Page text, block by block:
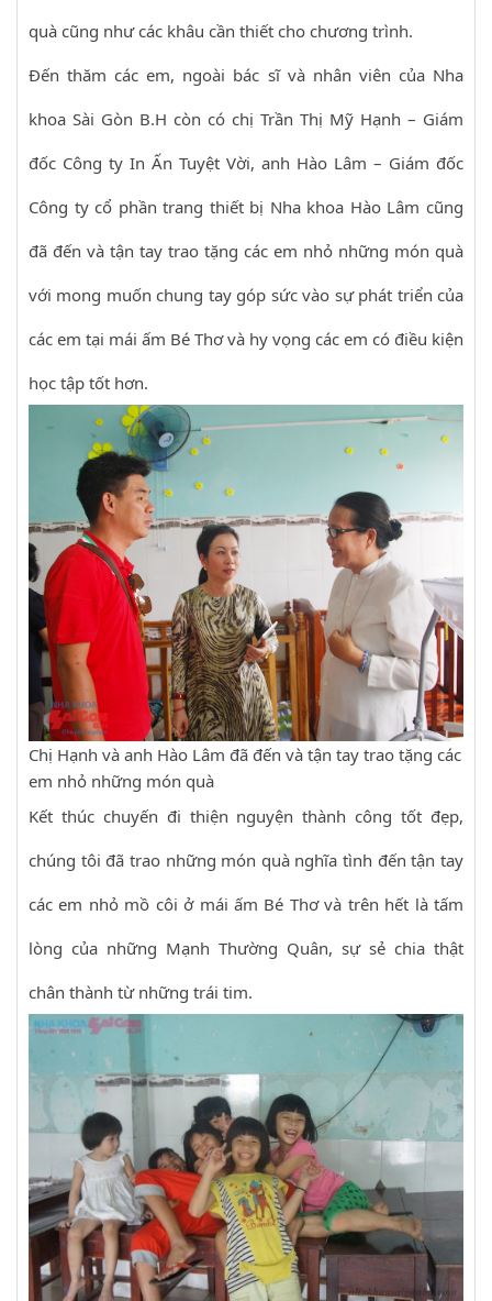
quà cũng như các khâu cần thiết cho chương trình.
Đến thăm các em, ngoài bác sĩ và nhân viên của Nha
khoa Sài Gòn B.H còn có chị Trần Thị Mỹ Hạnh – Giám
đốc Công ty In Ấn Tuyệt Vời, anh Hào Lâm – Giám đốc
Công ty cổ phần trang thiết bị Nha khoa Hào Lâm cũng
đã đến và tận tay trao tặng các em nhỏ những món quà
với mong muốn chung tay góp sức vào sự phát triển của
các em tại mái ấm Bé Thơ và hy vọng các em có điều kiện
học tập tốt hơn.
Chị Hạnh và anh Hào Lâm đã đến và tận tay trao tặng các
em nhỏ những món quà
Kết thúc chuyến đi thiện nguyện thành công tốt đẹp,
chúng tôi đã trao những món quà nghĩa tình đến tận tay
các em nhỏ mồ côi ở mái ấm Bé Thơ và trên hết là tấm
lòng của những Mạnh Thường Quân, sự sẻ chia thật
chân thành từ những trái tim.